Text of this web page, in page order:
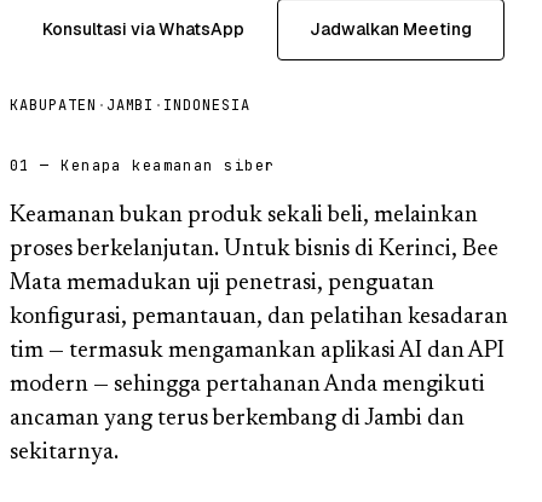
Konsultasi via WhatsApp Jadwalkan Meeting
KABUPATEN · JAMBI · INDONESIA
01 — Kenapa keamanan siber
Keamanan bukan produk sekali beli, melainkan
proses berkelanjutan. Untuk bisnis di Kerinci, Bee
Mata memadukan uji penetrasi, penguatan
konfigurasi, pemantauan, dan pelatihan kesadaran
tim — termasuk mengamankan aplikasi AI dan API
modern — sehingga pertahanan Anda mengikuti
ancaman yang terus berkembang di Jambi dan
sekitarnya.